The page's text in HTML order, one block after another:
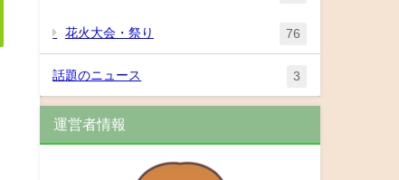
花火大会・祭り 76
話題のニュース 3
運営者情報